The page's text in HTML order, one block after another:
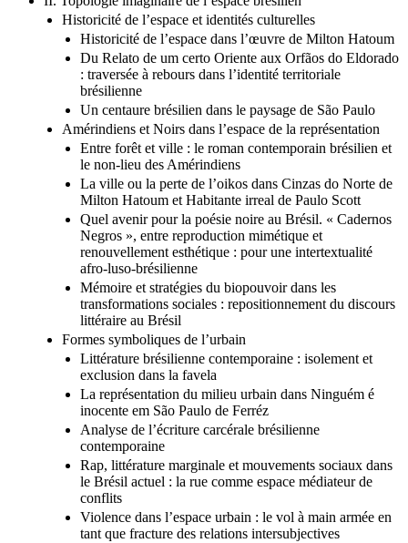
Historicité de l’espace et identités culturelles
Historicité de l’espace dans l’œuvre de Milton Hatoum
Du Relato de um certo Oriente aux Orfãos do Eldorado
: traversée à rebours dans l’identité territoriale
brésilienne
Un centaure brésilien dans le paysage de São Paulo
Amérindiens et Noirs dans l’espace de la représentation
Entre forêt et ville : le roman contemporain brésilien et
le non-lieu des Amérindiens
La ville ou la perte de l’oikos dans Cinzas do Norte de
Milton Hatoum et Habitante irreal de Paulo Scott
Quel avenir pour la poésie noire au Brésil. « Cadernos
Negros », entre reproduction mimétique et
renouvellement esthétique : pour une intertextualité
afro-luso-brésilienne
Mémoire et stratégies du biopouvoir dans les
transformations sociales : repositionnement du discours
littéraire au Brésil
Formes symboliques de l’urbain
Littérature brésilienne contemporaine : isolement et
exclusion dans la favela
La représentation du milieu urbain dans Ninguém é
inocente em São Paulo de Ferréz
Analyse de l’écriture carcérale brésilienne
contemporaine
Rap, littérature marginale et mouvements sociaux dans
le Brésil actuel : la rue comme espace médiateur de
conflits
Violence dans l’espace urbain : le vol à main armée en
tant que fracture des relations intersubjectives